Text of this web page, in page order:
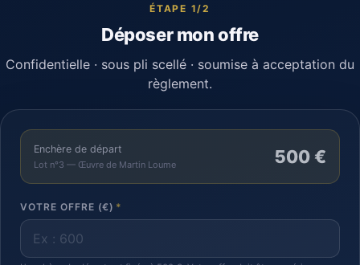
ÉTAPE 1/2
Déposer mon offre
Confidentielle · sous pli scellé · soumise à acceptation du
règlement.
Enchère de départ
Lot n°3 — Œuvre de Martin Loume 500 €
VOTRE OFFRE (€) *